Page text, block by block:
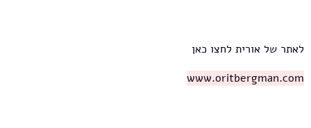
לאתר של אורית לחצו כאן
www.oritbergman.com